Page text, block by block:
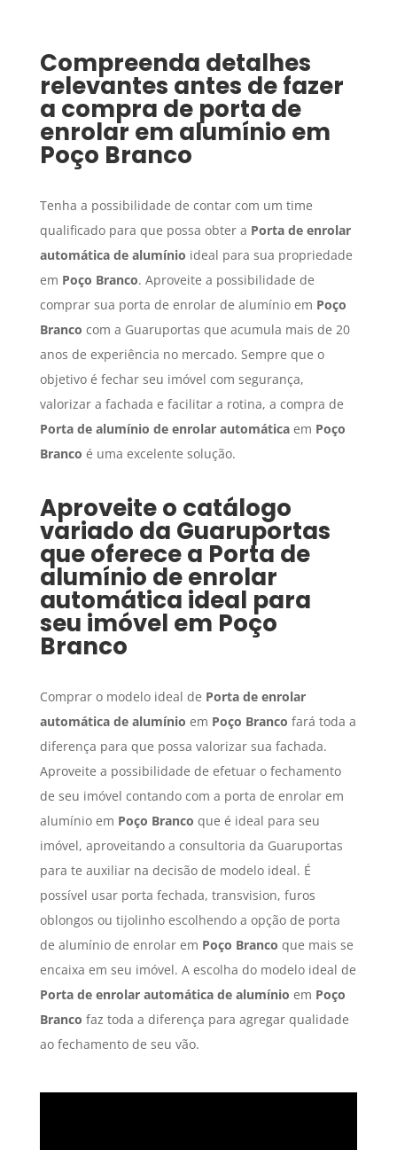
Compreenda detalhes
relevantes antes de fazer
a compra de porta de
enrolar em alumínio em
Poço Branco
Tenha a possibilidade de contar com um time
qualificado para que possa obter a Porta de enrolar
automática de alumínio ideal para sua propriedade
em Poço Branco. Aproveite a possibilidade de
comprar sua porta de enrolar de alumínio em Poço
Branco com a Guaruportas que acumula mais de 20
anos de experiência no mercado. Sempre que o
objetivo é fechar seu imóvel com segurança,
valorizar a fachada e facilitar a rotina, a compra de
Porta de alumínio de enrolar automáticaem Poço
Branco é uma excelente solução.
Aproveite o catálogo
variado da Guaruportas
que oferece a Porta de
alumínio de enrolar
automática ideal para
seu imóvel em Poço
Branco
Comprar o modelo ideal de Porta de enrolar
automática de alumínio em Poço Branco fará toda a
diferença para que possa valorizar sua fachada.
Aproveite a possibilidade de efetuar o fechamento
de seu imóvel contando com a porta de enrolar em
alumínio em Poço Branco que é ideal para seu
imóvel, aproveitando a consultoria da Guaruportas
para te auxiliar na decisão de modelo ideal. É
possível usar porta fechada, transvision, furos
oblongos ou tijolinho escolhendo a opção de porta
de alumínio de enrolar em Poço Branco que mais se
encaixa em seu imóvel. A escolha do modelo ideal de
Porta de enrolar automática de alumínio em Poço
Branco faz toda a diferença para agregar qualidade
ao fechamento de seu vão.